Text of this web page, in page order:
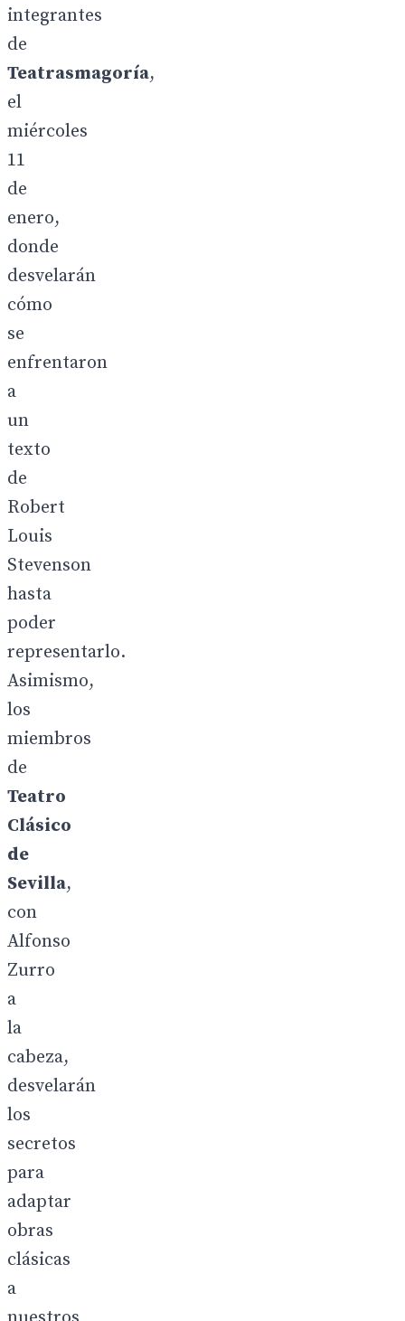
integrantes
de
Teatrasmagoría,
el
miércoles
11
de
enero,
donde
desvelarán
cómo
se
enfrentaron
a
un
texto
de
Robert
Louis
Stevenson
hasta
poder
representarlo.
Asimismo,
los
miembros
de
Teatro
Clásico
de
Sevilla,
con
Alfonso
Zurro
a
la
cabeza,
desvelarán
los
secretos
para
adaptar
obras
clásicas
a